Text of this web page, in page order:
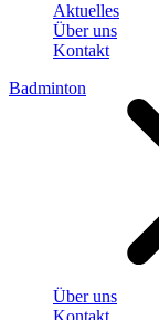
Aktuelles
Über uns
Kontakt
Badminton
Über uns